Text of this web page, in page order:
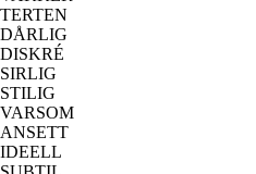
TERTEN
DÅRLIG
DISKRÉ
SIRLIG
STILIG
VARSOM
ANSETT
IDEELL